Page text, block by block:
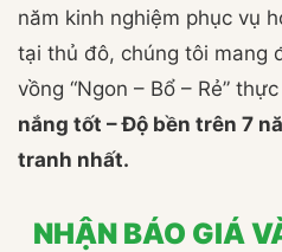
năm kinh nghiệm phục vụ
tại thủ đô, chúng tôi mang
vồng “Ngon – Bổ – Rẻ”
nắng tốt – Độ bền trên 7
tranh nhất.
NHẬN BÁO GIÁ